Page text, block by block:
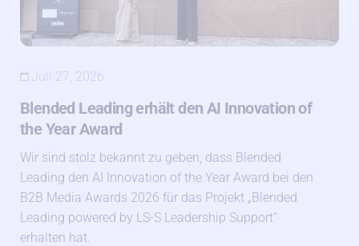
Juli 27, 2026
Blended Leading erhält den AI Innovation of
the Year Award
Wir sind stolz bekannt zu geben, dass Blended
Leading den AI Innovation of the Year Award bei den
B2B Media Awards 2026 für das Projekt „Blended
Leading powered by LS-S Leadership Support“
erhalten hat.